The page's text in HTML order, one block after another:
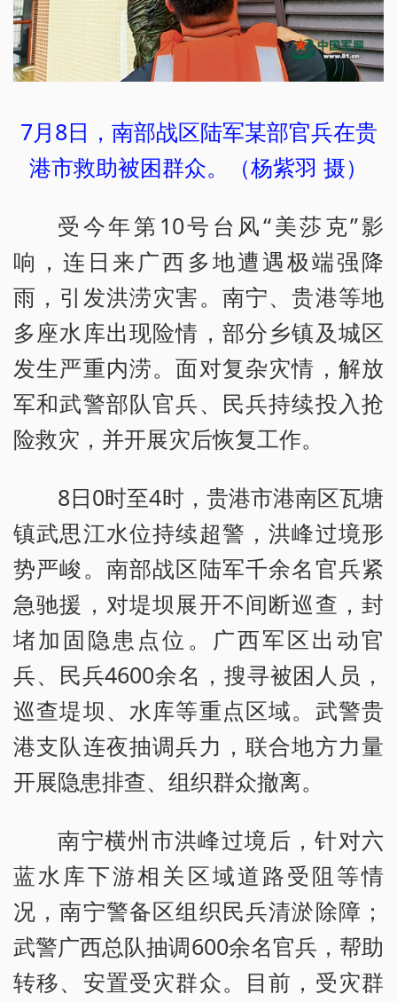
7月8日，南部战区陆军某部官兵在贵
港市救助被困群众。（杨紫羽 摄）
受今年第10号台风“美莎克”影
响，连日来广西多地遭遇极端强降
雨，引发洪涝灾害。南宁、贵港等地
多座水库出现险情，部分乡镇及城区
发生严重内涝。面对复杂灾情，解放
军和武警部队官兵、民兵持续投入抢
险救灾，并开展灾后恢复工作。
8日0时至4时，贵港市港南区瓦塘
镇武思江水位持续超警，洪峰过境形
势严峻。南部战区陆军千余名官兵紧
急驰援，对堤坝展开不间断巡查，封
堵加固隐患点位。广西军区出动官
兵、民兵4600余名，搜寻被困人员，
巡查堤坝、水库等重点区域。武警贵
港支队连夜抽调兵力，联合地方力量
开展隐患排查、组织群众撤离。
南宁横州市洪峰过境后，针对六
蓝水库下游相关区域道路受阻等情
况，南宁警备区组织民兵清淤除障；
武警广西总队抽调600余名官兵，帮助
转移、安置受灾群众。目前，受灾群